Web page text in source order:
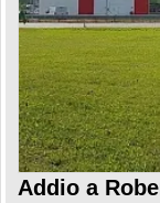
Addio a